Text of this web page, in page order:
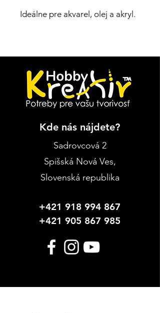
Ideálne pre akvarel, olej a akryl.
Kde nás nájdete?
Sadrovcová 2
Spišská Nová Ves,
Slovenská republika
+421 918 994 867
+421 905 867 985